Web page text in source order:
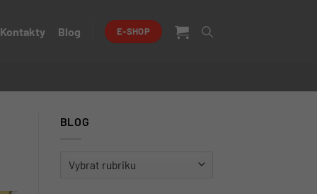
Kontakty Blog E-SHOP
BLOG
BLOG